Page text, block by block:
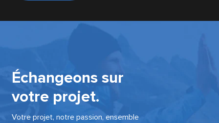
Échangeons sur
votre projet.
Votre projet, notre passion, ensemble